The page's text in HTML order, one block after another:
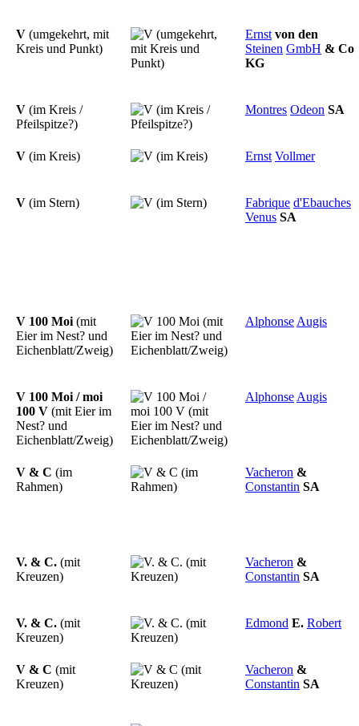
V (umgekehrt, mit
Kreis und Punkt)
Ernst von den
Steinen GmbH & Co
KG
V (im Kreis /
Pfeilspitze?)
Montres Odeon SA
V (im Kreis) Ernst Vollmer
V (im Stern) Fabrique d'Ebauches
Venus SA
V 100 Moi (mit
Eier im Nest? und
Eichenblatt/Zweig)
Alphonse Augis
V 100 Moi / moi
100 V (mit Eier im
Nest? und
Eichenblatt/Zweig)
Alphonse Augis
V & C (im
Rahmen)
Vacheron &
Constantin SA
V. & C. (mit
Kreuzen)
Vacheron &
Constantin SA
V. & C. (mit
Kreuzen)
Edmond E. Robert
V & C (mit
Kreuzen)
Vacheron &
Constantin SA